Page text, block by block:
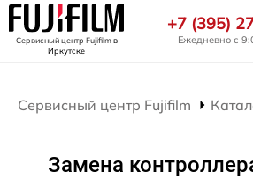
Сервисный центр Fujifilmв
Иркутске
+7 (395)
Ежедневно с
Сервисный центр Fujifilm
Замена